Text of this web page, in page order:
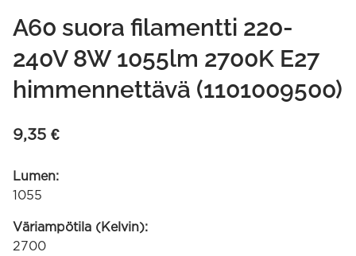
A60 suora filamentti 220-
240V 8W 1055lm 2700K E27
himmennettävä (1101009500)
9,35 €
Lumen:
1055
Väriampötila (Kelvin):
2700